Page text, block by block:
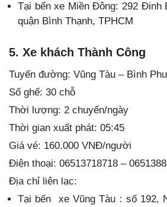
Tại bến xe Miền Đông: 292 Đinh
quận Bình Thạnh, TPHCM
5. Xe khách Thành Công
Tuyến đường: Vũng Tàu – Bình
Số ghế: 30 chỗ
Thời lượng: 2 chuyến/ngày
Thời gian xuất phát: 05:45
Giá vé: 160.000 VNĐ/người
Điện thoại: 06513718718 –
Địa chỉ liên lạc:
Tại bến xe Vũng Tàu : số 192,